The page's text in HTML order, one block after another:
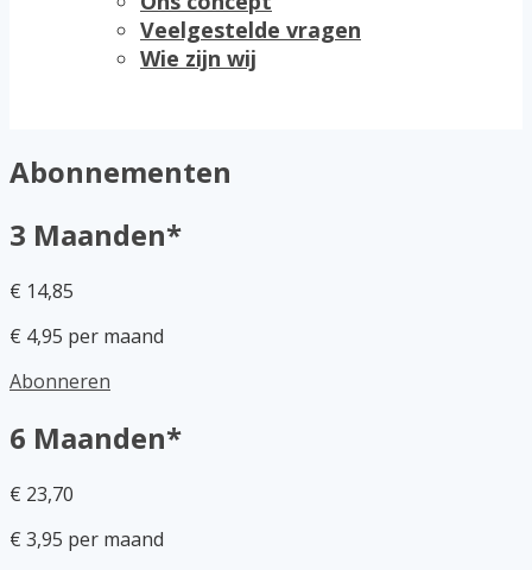
Veelgestelde vragen
Wie zijn wij
Abonnementen
3 Maanden*
€ 14,85
€ 4,95 per maand
Abonneren
6 Maanden*
€ 23,70
€ 3,95 per maand